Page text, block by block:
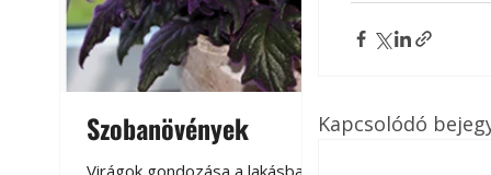
Szobanövények
Virágoskert:
Kapcsolódó